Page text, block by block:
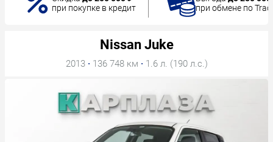
при покупке в кредит
при обмене по
Nissan Juke
2013 · 136 748 км · 1.6 л. (190 л.с.)